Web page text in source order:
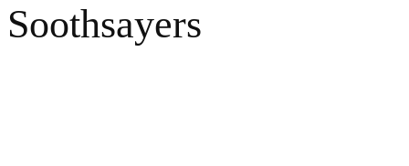
Soothsayers